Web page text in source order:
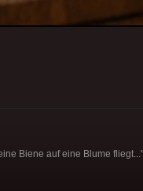
Biene auf eine Blume